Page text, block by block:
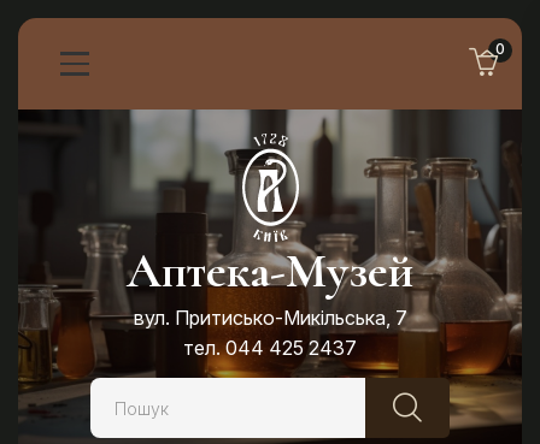
вул. Притисько-Микільська, 7
тел. 044 425 2437
Аптека-Музей
0